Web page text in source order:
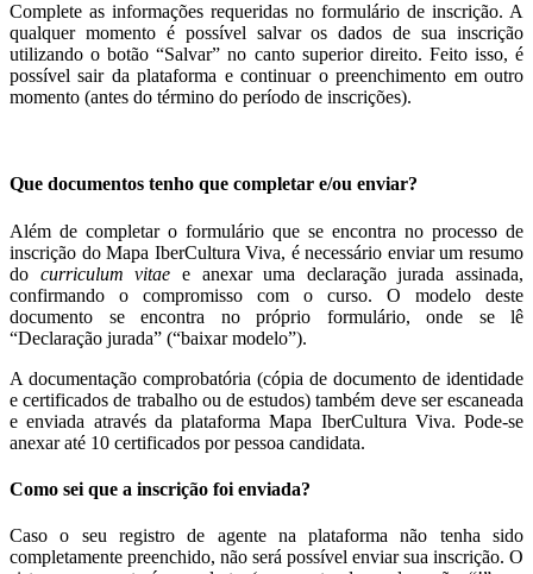
Complete as informações requeridas no formulário de inscrição. A
qualquer momento é possível salvar os dados de sua inscrição
utilizando o botão “Salvar” no canto superior direito. Feito isso, é
possível sair da plataforma e continuar o preenchimento em outro
momento (antes do término do período de inscrições).
Que documentos tenho que completar e/ou enviar?
Além de completar o formulário que se encontra no processo de
inscrição do Mapa IberCultura Viva, é necessário enviar um resumo
do curriculum vitae e anexar uma declaração jurada assinada,
confirmando o compromisso com o curso. O modelo deste
documento se encontra no próprio formulário, onde se lê
“Declaração jurada” (“baixar modelo”).
A documentação comprobatória (cópia de documento de identidade
e certificados de trabalho ou de estudos) também deve ser escaneada
e enviada através da plataforma Mapa IberCultura Viva. Pode-se
anexar até 10 certificados por pessoa candidata.
Como sei que a inscrição foi enviada?
Caso o seu registro de agente na plataforma não tenha sido
completamente preenchido, não será possível enviar sua inscrição. O